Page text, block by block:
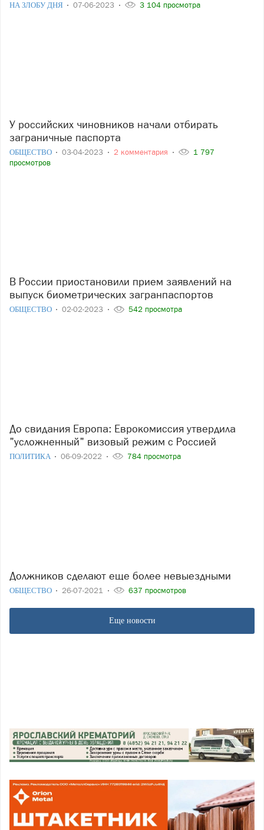
НА ЗЛОБУ ДНЯ 07-06-2023 3 104 просмотра
У российских чиновников начали отбирать
заграничные паспорта
ОБЩЕСТВО 03-04-2023 2 комментария
1 797
просмотров
В России приостановили прием заявлений на
выпуск биометрических загранпаспортов
ОБЩЕСТВО 02-02-2023 542 просмотра
До свидания Европа: Еврокомиссия утвердила
"усложненный" визовый режим с Россией
ПОЛИТИКА 06-09-2022 784 просмотра
Должников сделают еще более невыездными
ОБЩЕСТВО 26-07-2021 637 просмотров
Еще новости